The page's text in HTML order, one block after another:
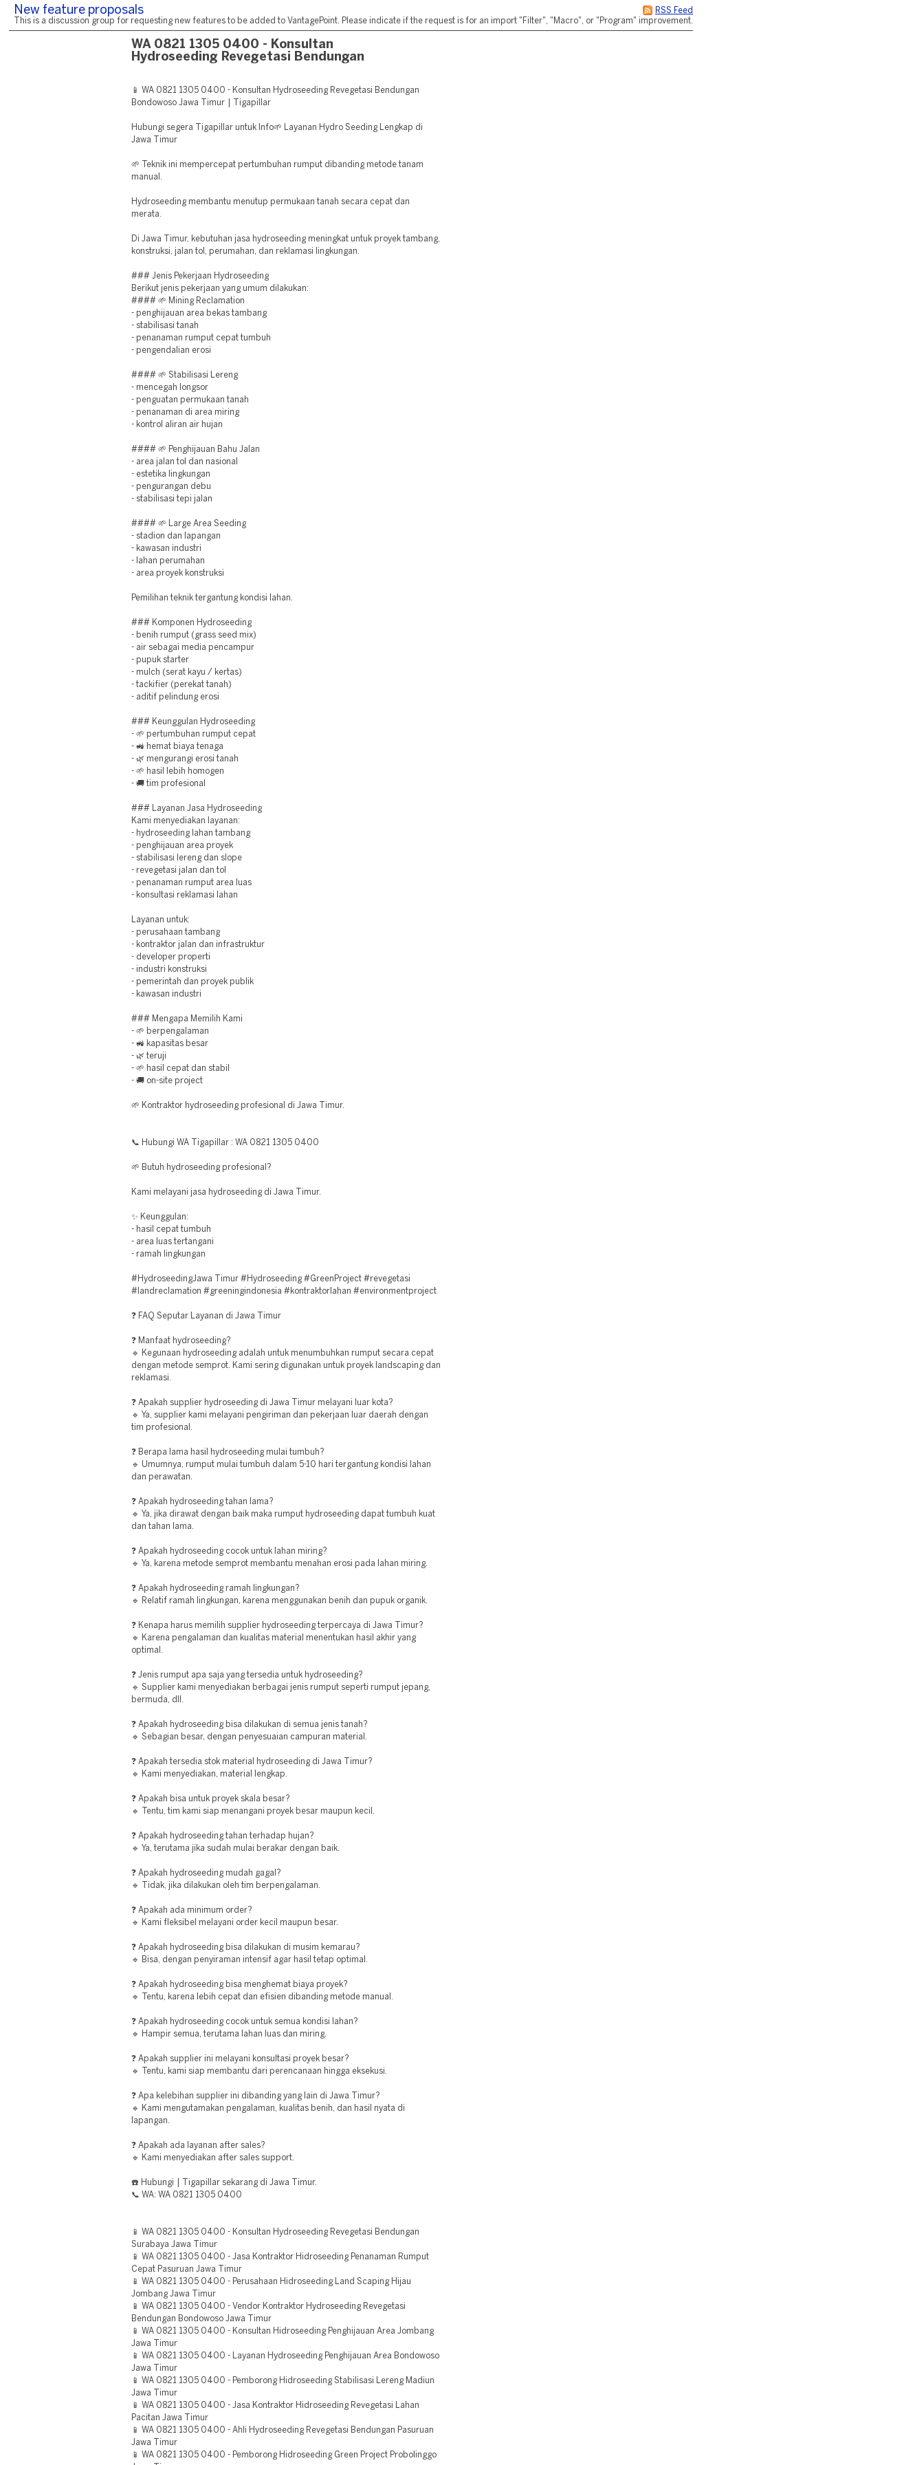
RSS Feed
New feature proposals
This is a discussion group for requesting new features to be added to VantagePoint. Please indicate if the request is for an import "Filter", "Macro", or "Program" improvement.
WA 0821 1305 0400 - Konsultan
Hydroseeding Revegetasi Bendungan
📱 WA 0821 1305 0400 - Konsultan Hydroseeding Revegetasi Bendungan
Bondowoso Jawa Timur | Tigapillar
Hubungi segera Tigapillar untuk Info🌱 Layanan Hydro Seeding Lengkap di
Jawa Timur
🌱 Teknik ini mempercepat pertumbuhan rumput dibanding metode tanam
manual.
Hydroseeding membantu menutup permukaan tanah secara cepat dan
merata.
Di Jawa Timur, kebutuhan jasa hydroseeding meningkat untuk proyek tambang,
konstruksi, jalan tol, perumahan, dan reklamasi lingkungan.
### Jenis Pekerjaan Hydroseeding
Berikut jenis pekerjaan yang umum dilakukan:
#### 🌱 Mining Reclamation
- penghijauan area bekas tambang
- stabilisasi tanah
- penanaman rumput cepat tumbuh
- pengendalian erosi
#### 🌱 Stabilisasi Lereng
- mencegah longsor
- penguatan permukaan tanah
- penanaman di area miring
- kontrol aliran air hujan
#### 🌱 Penghijauan Bahu Jalan
- area jalan tol dan nasional
- estetika lingkungan
- pengurangan debu
- stabilisasi tepi jalan
#### 🌱 Large Area Seeding
- stadion dan lapangan
- kawasan industri
- lahan perumahan
- area proyek konstruksi
Pemilihan teknik tergantung kondisi lahan.
### Komponen Hydroseeding
- benih rumput (grass seed mix)
- air sebagai media pencampur
- pupuk starter
- mulch (serat kayu / kertas)
- tackifier (perekat tanah)
- aditif pelindung erosi
### Keunggulan Hydroseeding
- 🌱 pertumbuhan rumput cepat
- 🚜 hemat biaya tenaga
- 🌿 mengurangi erosi tanah
- 🌱 hasil lebih homogen
- 🚚 tim profesional
### Layanan Jasa Hydroseeding
Kami menyediakan layanan:
- hydroseeding lahan tambang
- penghijauan area proyek
- stabilisasi lereng dan slope
- revegetasi jalan dan tol
- penanaman rumput area luas
- konsultasi reklamasi lahan
Layanan untuk:
- perusahaan tambang
- kontraktor jalan dan infrastruktur
- developer properti
- industri konstruksi
- pemerintah dan proyek publik
- kawasan industri
### Mengapa Memilih Kami
- 🌱 berpengalaman
- 🚜 kapasitas besar
- 🌿 teruji
- 🌱 hasil cepat dan stabil
- 🚚 on-site project
🌱 Kontraktor hydroseeding profesional di Jawa Timur.
📞 Hubungi WA Tigapillar : WA 0821 1305 0400
🌱 Butuh hydroseeding profesional?
Kami melayani jasa hydroseeding di Jawa Timur.
✨ Keunggulan:
- hasil cepat tumbuh
- area luas tertangani
- ramah lingkungan
#HydroseedingJawa Timur #Hydroseeding #GreenProject #revegetasi
#landreclamation #greeningindonesia #kontraktorlahan #environmentproject
❓ FAQ Seputar Layanan di Jawa Timur
❓ Manfaat hydroseeding?
🔹 Kegunaan hydroseeding adalah untuk menumbuhkan rumput secara cepat
dengan metode semprot. Kami sering digunakan untuk proyek landscaping dan
reklamasi.
❓ Apakah supplier hydroseeding di Jawa Timur melayani luar kota?
🔹 Ya, supplier kami melayani pengiriman dan pekerjaan luar daerah dengan
tim profesional.
❓ Berapa lama hasil hydroseeding mulai tumbuh?
🔹 Umumnya, rumput mulai tumbuh dalam 5-10 hari tergantung kondisi lahan
dan perawatan.
❓ Apakah hydroseeding tahan lama?
🔹 Ya, jika dirawat dengan baik maka rumput hydroseeding dapat tumbuh kuat
dan tahan lama.
❓ Apakah hydroseeding cocok untuk lahan miring?
🔹 Ya, karena metode semprot membantu menahan erosi pada lahan miring.
❓ Apakah hydroseeding ramah lingkungan?
🔹 Relatif ramah lingkungan, karena menggunakan benih dan pupuk organik.
❓ Kenapa harus memilih supplier hydroseeding terpercaya di Jawa Timur?
🔹 Karena pengalaman dan kualitas material menentukan hasil akhir yang
optimal.
❓ Jenis rumput apa saja yang tersedia untuk hydroseeding?
🔹 Supplier kami menyediakan berbagai jenis rumput seperti rumput jepang,
bermuda, dll.
❓ Apakah hydroseeding bisa dilakukan di semua jenis tanah?
🔹 Sebagian besar, dengan penyesuaian campuran material.
❓ Apakah tersedia stok material hydroseeding di Jawa Timur?
🔹 Kami menyediakan, material lengkap.
❓ Apakah bisa untuk proyek skala besar?
🔹 Tentu, tim kami siap menangani proyek besar maupun kecil.
❓ Apakah hydroseeding tahan terhadap hujan?
🔹 Ya, terutama jika sudah mulai berakar dengan baik.
❓ Apakah hydroseeding mudah gagal?
🔹 Tidak, jika dilakukan oleh tim berpengalaman.
❓ Apakah ada minimum order?
🔹 Kami fleksibel melayani order kecil maupun besar.
❓ Apakah hydroseeding bisa dilakukan di musim kemarau?
🔹 Bisa, dengan penyiraman intensif agar hasil tetap optimal.
❓ Apakah hydroseeding bisa menghemat biaya proyek?
🔹 Tentu, karena lebih cepat dan efisien dibanding metode manual.
❓ Apakah hydroseeding cocok untuk semua kondisi lahan?
🔹 Hampir semua, terutama lahan luas dan miring.
❓ Apakah supplier ini melayani konsultasi proyek besar?
🔹 Tentu, kami siap membantu dari perencanaan hingga eksekusi.
❓ Apa kelebihan supplier ini dibanding yang lain di Jawa Timur?
🔹 Kami mengutamakan pengalaman, kualitas benih, dan hasil nyata di
lapangan.
❓ Apakah ada layanan after sales?
🔹 Kami menyediakan after sales support.
☎️ Hubungi | Tigapillar sekarang di Jawa Timur.
📞 WA: WA 0821 1305 0400
📱 WA 0821 1305 0400 - Konsultan Hydroseeding Revegetasi Bendungan
Surabaya Jawa Timur
📱 WA 0821 1305 0400 - Jasa Kontraktor Hidroseeding Penanaman Rumput
Cepat Pasuruan Jawa Timur
📱 WA 0821 1305 0400 - Perusahaan Hidroseeding Land Scaping Hijau
Jombang Jawa Timur
📱 WA 0821 1305 0400 - Vendor Kontraktor Hydroseeding Revegetasi
Bendungan Bondowoso Jawa Timur
📱 WA 0821 1305 0400 - Konsultan Hidroseeding Penghijauan Area Jombang
Jawa Timur
📱 WA 0821 1305 0400 - Layanan Hydroseeding Penghijauan Area Bondowoso
Jawa Timur
📱 WA 0821 1305 0400 - Pemborong Hidroseeding Stabilisasi Lereng Madiun
Jawa Timur
📱 WA 0821 1305 0400 - Jasa Kontraktor Hidroseeding Revegetasi Lahan
Pacitan Jawa Timur
📱 WA 0821 1305 0400 - Ahli Hydroseeding Revegetasi Bendungan Pasuruan
Jawa Timur
📱 WA 0821 1305 0400 - Pemborong Hidroseeding Green Project Probolinggo